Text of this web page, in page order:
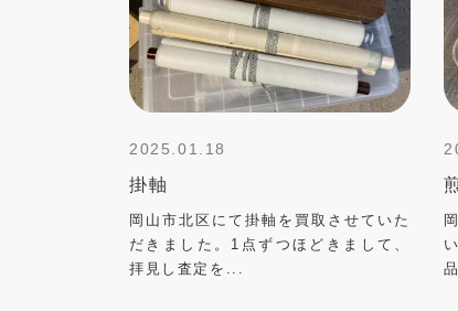
2025.01.18
掛軸
岡山市北区にて掛軸を買取させていた
だきました。1点ずつほどきまして、
拝見し査定を...